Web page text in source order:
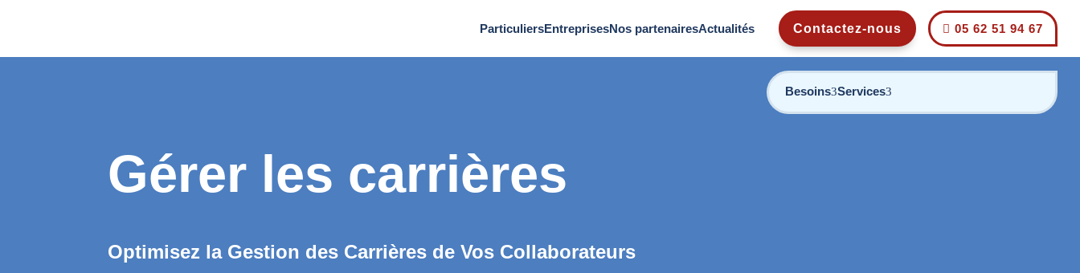
ParticuliersEntreprisesNos partenairesActualités Contactez-nous  05 62 51 94 67
Besoins Services
Gérer les carrières
Optimisez la Gestion des Carrières de Vos Collaborateurs